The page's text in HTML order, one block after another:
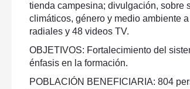
tienda campesina; divulgación, sobre
climáticos, género y medio ambiente
radiales y 48 videos TV.
OBJETIVOS: Fortalecimiento del
énfasis en la formación.
POBLACIÓN BENEFICIARIA: 804